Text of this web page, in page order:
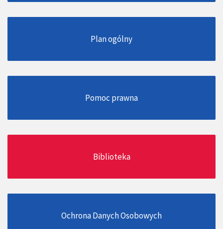
Plan ogólny
Pomoc prawna
Biblioteka
Ochrona Danych Osobowych